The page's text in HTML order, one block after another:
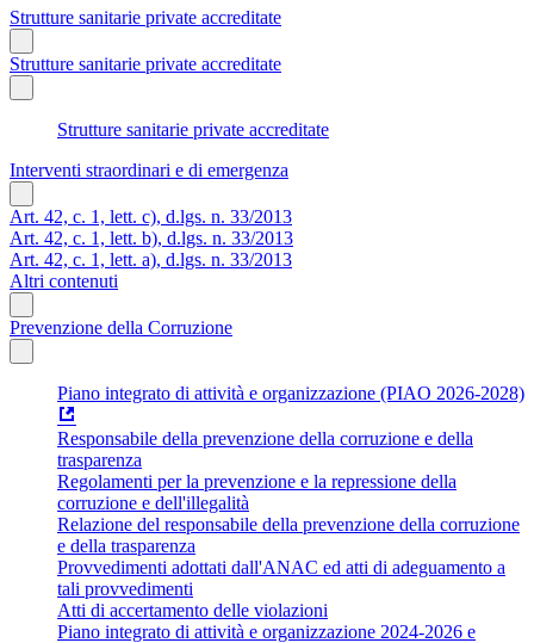
Strutture sanitarie private accreditate
Strutture sanitarie private accreditate
Strutture sanitarie private accreditate
Interventi straordinari e di emergenza
Art. 42, c. 1, lett. c), d.lgs. n. 33/2013
Art. 42, c. 1, lett. b), d.lgs. n. 33/2013
Art. 42, c. 1, lett. a), d.lgs. n. 33/2013
Altri contenuti
Prevenzione della Corruzione
Piano integrato di attività e organizzazione (PIAO 2026-2028)
Responsabile della prevenzione della corruzione e della
trasparenza
Regolamenti per la prevenzione e la repressione della
corruzione e dell'illegalità
Relazione del responsabile della prevenzione della corruzione
e della trasparenza
Provvedimenti adottati dall'ANAC ed atti di adeguamento a
tali provvedimenti
Atti di accertamento delle violazioni
Piano integrato di attività e organizzazione 2024-2026 e